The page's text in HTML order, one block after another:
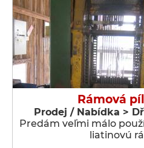
Rámová
Prodej / Nabídka >
Predám veľmi málo
liatinovú